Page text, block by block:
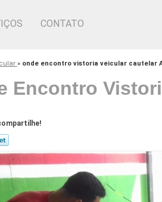
CONTATO
» onde encontro vistoria veicular cautelar
Encontro